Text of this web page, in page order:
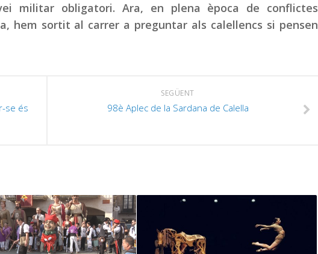
militar obligatori. Ara, en plena època de conflictes
hem sortit al carrer a preguntar als calellencs si pensen
SEGÜENT
98è Aplec de la Sardana de Calella
se és